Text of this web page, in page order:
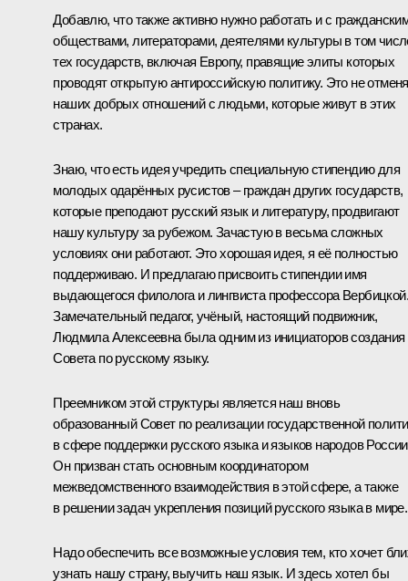
Добавлю, что также активно нужно работать и с
обществами, литераторами, деятелями культуры в том
тех государств, включая Европу, правящие элиты которых
проводят открытую антироссийскую политику. Это не
наших добрых отношений с людьми, которые живут в этих
странах.
Знаю, что есть идея учредить специальную стипендию для
молодых одарённых русистов – граждан других государств,
которые преподают русский язык и литературу, продвигают
нашу культуру за рубежом. Зачастую в весьма сложных
условиях они работают. Это хорошая идея, я её полностью
поддерживаю. И предлагаю присвоить стипендии имя
выдающегося филолога и лингвиста профессора Вербицкой.
Замечательный педагог, учёный, настоящий подвижник,
Людмила Алексеевна была одним из инициаторов создания
Совета по русскому языку.
Преемником этой структуры является наш вновь
образованный Совет по реализации государственной
в сфере поддержки русского языка и языков народов
Он призван стать основным координатором
межведомственного взаимодействия в этой сфере, а также
в решении задач укрепления позиций русского языка в мире.
Надо обеспечить все возможные условия тем, кто хочет
узнать нашу страну, выучить наш язык. И здесь хотел бы